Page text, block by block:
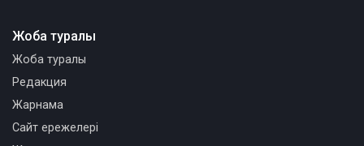
Жоба туралы
Жоба туралы
Редакция
Жарнама
Сайт ережелері